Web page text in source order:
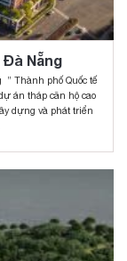
Nẵng
” Thành phố Quốc tế
án tháp căn hộ cao
dựng và phát triển